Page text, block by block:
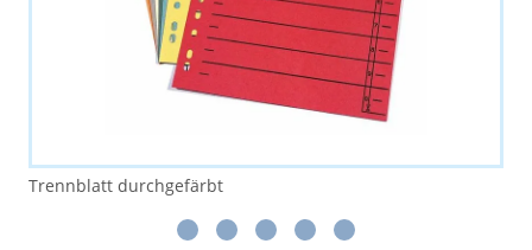
Trennblatt durchgefärbt